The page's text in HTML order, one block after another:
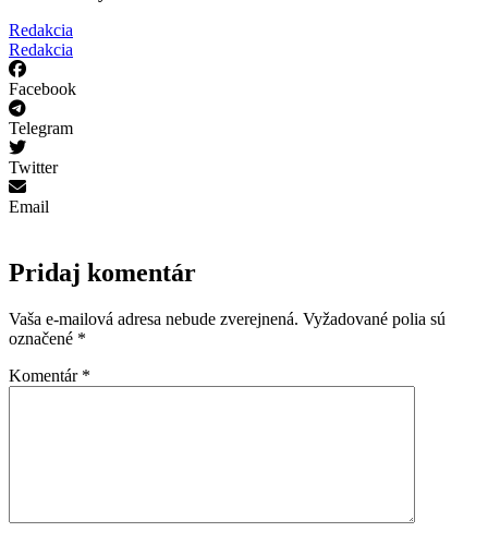
Redakcia
Redakcia
Facebook
Telegram
Twitter
Email
Pridaj komentár
Vaša e-mailová adresa nebude zverejnená. Vyžadované polia sú
označené *
Komentár *